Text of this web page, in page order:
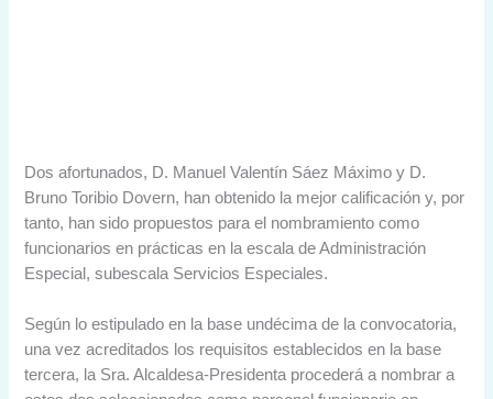
Dos afortunados, D. Manuel Valentín Sáez Máximo y D.
Bruno Toribio Dovern, han obtenido la mejor calificación y, por
tanto, han sido propuestos para el nombramiento como
funcionarios en prácticas en la escala de Administración
Especial, subescala Servicios Especiales.
Según lo estipulado en la base undécima de la convocatoria,
una vez acreditados los requisitos establecidos en la base
tercera, la Sra. Alcaldesa-Presidenta procederá a nombrar a